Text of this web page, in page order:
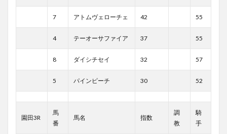
7 アトムヴェローチェ 42 55
4 テーオーサファイア 37 55
8 ダイシチセイ 32 57
5 パインピーチ 30 52
園田3R
馬
番
馬名 指数
調
教
騎
手